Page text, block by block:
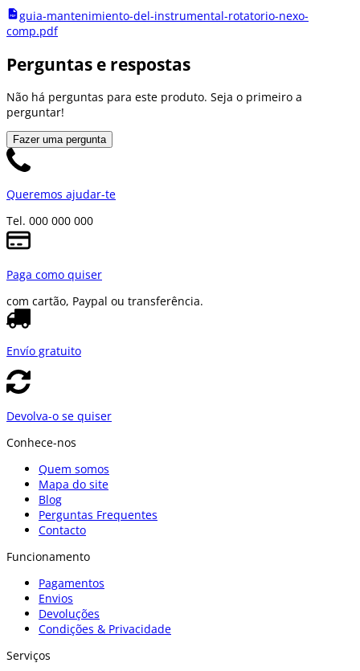
guia-mantenimiento-del-instrumental-rotatorio-nexo-
comp.pdf
Perguntas e respostas
Não há perguntas para este produto. Seja o primeiro a
perguntar!
Fazer uma pergunta
Queremos ajudar-te
Tel. 000 000 000
Paga como quiser
com cartão, Paypal ou transferência.
Envío gratuito
Devolva-o se quiser
Conhece-nos
Quem somos
Mapa do site
Blog
Perguntas Frequentes
Contacto
Funcionamento
Pagamentos
Envios
Devoluções
Condições & Privacidade
Serviços